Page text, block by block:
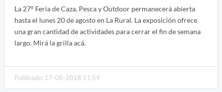
La 27° Feria de Caza, Pesca y Outdoor permanecerá abierta
hasta el lunes 20 de agosto en La Rural. La exposición ofrece
una gran cantidad de actividades para cerrar el fin de semana
largo. Mirá la grilla acá.
Publicado: 17-08-2018 11:59